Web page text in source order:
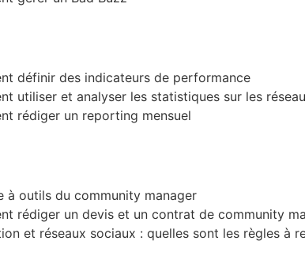
définir des indicateurs de performance
utiliser et analyser les statistiques sur les
rédiger un reporting mensuel
à outils du community manager
rédiger un devis et un contrat de community
et réseaux sociaux : quelles sont les règles à